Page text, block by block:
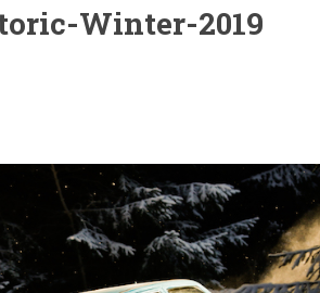
Winter-2019